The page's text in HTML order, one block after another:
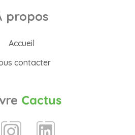
propos
Accueil
contacter
Cactus